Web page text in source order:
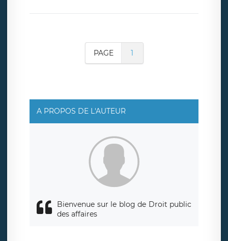
PAGE 1
A PROPOS DE L'AUTEUR
Bienvenue sur le blog de Droit public
des affaires